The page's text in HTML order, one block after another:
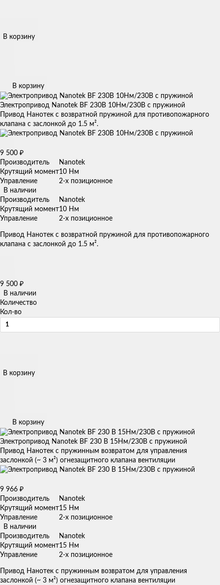
В корзину
В корзину
Электропривод Nanotek BF 230B 10Нм/230В с пружиной
Привод Нанотек с возвратной пружиной для противопожарного
клапана с заслонкой до 1.5 м².
9 500 ₽
Производитель
Nanotek
Крутящий момент10 Нм
Управление
2-х позиционное
В наличии
Производитель
Nanotek
Крутящий момент10 Нм
Управление
2-х позиционное
Привод Нанотек с возвратной пружиной для противопожарного
клапана с заслонкой до 1.5 м².
9 500 ₽
В наличии
Количество
Кол-во
В корзину
В корзину
Электропривод Nanotek BF 230 B 15Нм/230В с пружиной
Привод Нанотек с пружинным возвратом для управления
заслонкой (~ 3 м²) огнезащитного клапана вентиляции
9 966 ₽
Производитель
Nanotek
Крутящий момент15 Нм
Управление
2-х позиционное
В наличии
Производитель
Nanotek
Крутящий момент15 Нм
Управление
2-х позиционное
Привод Нанотек с пружинным возвратом для управления
заслонкой (~ 3 м²) огнезащитного клапана вентиляции